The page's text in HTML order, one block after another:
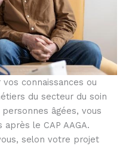
connaissances ou
du secteur du soin
âgées, vous
le CAP AAGA.
selon votre projet